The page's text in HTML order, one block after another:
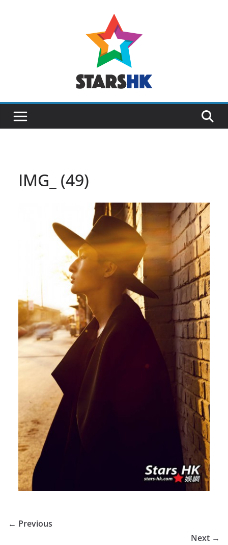
IMG_ (49)
← Previous
Next →